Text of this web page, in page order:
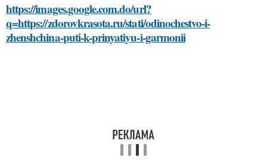
https://images.google.com.do/url?
q=https://zdorovkrasota.ru/stati/odinochestvo-i-
zhenshchina-puti-k-prinyatiyu-i-garmonii